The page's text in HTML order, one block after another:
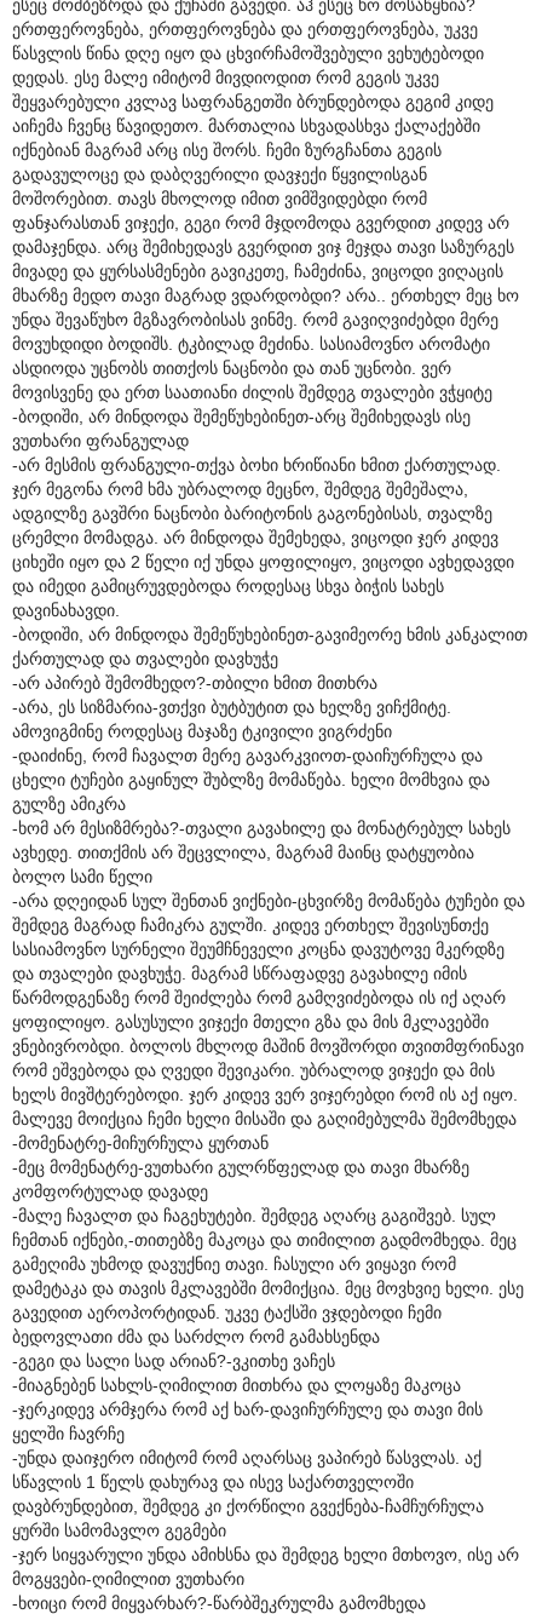
ესეც მომბეზრდა და ქუჩაში გავედი. აჰ ესეც ხო მოსაწყნია?
ერთფეროვნება, ერთფეროვნება და ერთფეროვნება, უკვე
წასვლის წინა დღე იყო და ცხვირჩამოშვებული ვეხუტებოდი
დედას. ესე მალე იმიტომ მივდიოდით რომ გეგის უკვე
შეყვარებული კვლავ საფრანგეთში ბრუნდებოდა გეგიმ კიდე
აიჩემა ჩვენც წავიდეთო. მართალია სხვადასხვა ქალაქებში
იქნებიან მაგრამ არც ისე შორს. ჩემი ზურგჩანთა გეგის
გადავულოცე და დაბღვერილი დავჯექი წყვილისგან
მოშორებით. თავს მხოლოდ იმით ვიმშვიდებდი რომ
ფანჯარასთან ვიჯექი, გეგი რომ მჯდომოდა გვერდით კიდევ არ
დამაჯენდა. არც შემიხედავს გვერდით ვიჯ მეჯდა თავი საზურგეს
მივადე და ყურსასმენები გავიკეთე, ჩამეძინა, ვიცოდი ვიღაცის
მხარზე მედო თავი მაგრად ვდარდობდი? არა.. ერთხელ მეც ხო
უნდა შევაწუხო მგზავრობისას ვინმე. რომ გავიღვიძებდი მერე
მოვუხდიდი ბოდიშს. ტკბილად მეძინა. სასიამოვნო არომატი
ასდიოდა უცნობს თითქოს ნაცნობი და თან უცნობი. ვერ
მოვისვენე და ერთ საათიანი ძილის შემდეგ თვალები ვჭყიტე
-ბოდიში, არ მინდოდა შემეწუხებინეთ-არც შემიხედავს ისე
ვუთხარი ფრანგულად
-არ მესმის ფრანგული-თქვა ბოხი ხრიწიანი ხმით ქართულად.
ჯერ მეგონა რომ ხმა უბრალოდ მეცნო, შემდეგ შემეშალა,
ადგილზე გავშრი ნაცნობი ბარიტონის გაგონებისას, თვალზე
ცრემლი მომადგა. არ მინდოდა შემეხედა, ვიცოდი ჯერ კიდევ
ციხეში იყო და 2 წელი იქ უნდა ყოფილიყო, ვიცოდი ავხედავდი
და იმედი გამიცრუვდებოდა როდესაც სხვა ბიჭის სახეს
დავინახავდი.
-ბოდიში, არ მინდოდა შემეწუხებინეთ-გავიმეორე ხმის კანკალით
ქართულად და თვალები დავხუჭე
-არ აპირებ შემომხედო?-თბილი ხმით მითხრა
-არა, ეს სიზმარია-ვთქვი ბუტბუტით და ხელზე ვიჩქმიტე.
ამოვიგმინე როდესაც მაჯაზე ტკივილი ვიგრძენი
-დაიძინე, რომ ჩავალთ მერე გავარკვიოთ-დაიჩურჩულა და
ცხელი ტუჩები გაყინულ შუბლზე მომაწება. ხელი მომხვია და
გულზე ამიკრა
-ხომ არ მესიზმრება?-თვალი გავახილე და მონატრებულ სახეს
ავხედე. თითქმის არ შეცვლილა, მაგრამ მაინც დატყუობია
ბოლო სამი წელი
-არა დღეიდან სულ შენთან ვიქნები-ცხვირზე მომაწება ტუჩები და
შემდეგ მაგრად ჩამიკრა გულში. კიდევ ერთხელ შევისუნთქე
სასიამოვნო სურნელი შეუმჩნეველი კოცნა დავუტოვე მკერდზე
და თვალები დავხუჭე. მაგრამ სწრაფადვე გავახილე იმის
წარმოდგენაზე რომ შეიძლება რომ გამღვიძებოდა ის იქ აღარ
ყოფილიყო. გასუსული ვიჯექი მთელი გზა და მის მკლავებში
ვნებივრობდი. ბოლოს მხლოდ მაშინ მოვშორდი თვითმფრინავი
რომ ეშვებოდა და ღვედი შევიკარი. უბრალოდ ვიჯექი და მის
ხელს მივშტერებოდი. ჯერ კიდევ ვერ ვიჯერებდი რომ ის აქ იყო.
მალევე მოიქცია ჩემი ხელი მისაში და გაღიმებულმა შემომხედა
-მომენატრე-მიჩურჩულა ყურთან
-მეც მომენატრე-ვუთხარი გულრწფელად და თავი მხარზე
კომფორტულად დავადე
-მალე ჩავალთ და ჩაგეხუტები. შემდეგ აღარც გაგიშვებ. სულ
ჩემთან იქნები,-თითებზე მაკოცა და თიმილით გადმომხედა. მეც
გამეღიმა უხმოდ დავუქნიე თავი. ჩასული არ ვიყავი რომ
დამეტაკა და თავის მკლავებში მომიქცია. მეც მოვხვიე ხელი. ესე
გავედით აეროპორტიდან. უკვე ტაქსში ვჯდებოდი ჩემი
ბედოვლათი ძმა და სარძლო რომ გამახსენდა
-გეგი და სალი სად არიან?-ვკითხე ვაჩეს
-მიაგნებენ სახლს-ღიმილით მითხრა და ლოყაზე მაკოცა
-ჯერკიდევ არმჯერა რომ აქ ხარ-დავიჩურჩულე და თავი მის
ყელში ჩავრჩე
-უნდა დაიჯერო იმიტომ რომ აღარსაც ვაპირებ წასვლას. აქ
სწავლის 1 წელს დახურავ და ისევ საქართველოში
დავბრუნდებით, შემდეგ კი ქორწილი გვექნება-ჩამჩურჩულა
ყურში სამომავლო გეგმები
-ჯერ სიყვარული უნდა ამიხსნა და შემდეგ ხელი მთხოვო, ისე არ
მოგყვები-ღიმილით ვუთხარი
-ხოიცი რომ მიყვარხარ?-წარბშეკრულმა გამომხედა